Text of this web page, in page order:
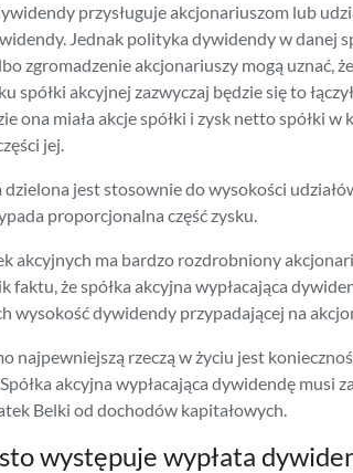
przysługuje akcjonariuszom lub
Jednak polityka dywidendy w danej
zgromadzenie akcjonariuszy mogą uznać,
spółki akcyjnej zazwyczaj będzie się to
ona miała akcje spółki i zysk netto spółki
jej.
jest stosownie do wysokości
proporcjonalna część zysku.
akcyjnych ma bardzo rozdrobniony
faktu, że spółka akcyjna wypłacająca
wysokość dywidendy przypadającej na
najpewniejszą rzeczą w życiu jest
akcyjna wypłacająca dywidendę
Belki od dochodów kapitałowych.
występuje wypłata